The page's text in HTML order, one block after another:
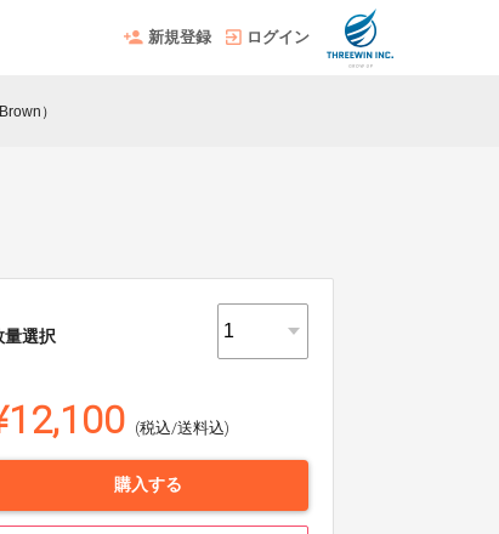
新規登録 ログイン
）
量選択
(税込/送料込)
購入する